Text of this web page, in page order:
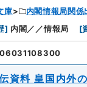
庫 内閣情報局関係
] 内閣／／情報局 [
資料 皇国内外